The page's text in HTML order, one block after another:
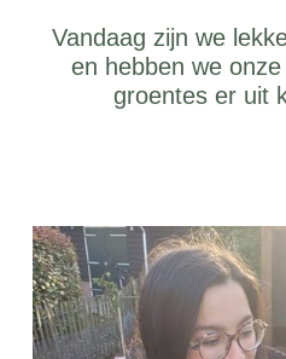
Vandaag zijn we
en hebben we
groentes er uit